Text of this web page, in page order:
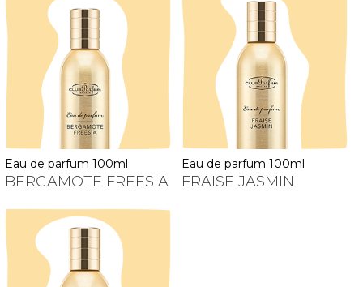
eau de parfum 100ml
BERGAMOTE FREESIA
eau de parfum 100ml
FRAISE JASMIN